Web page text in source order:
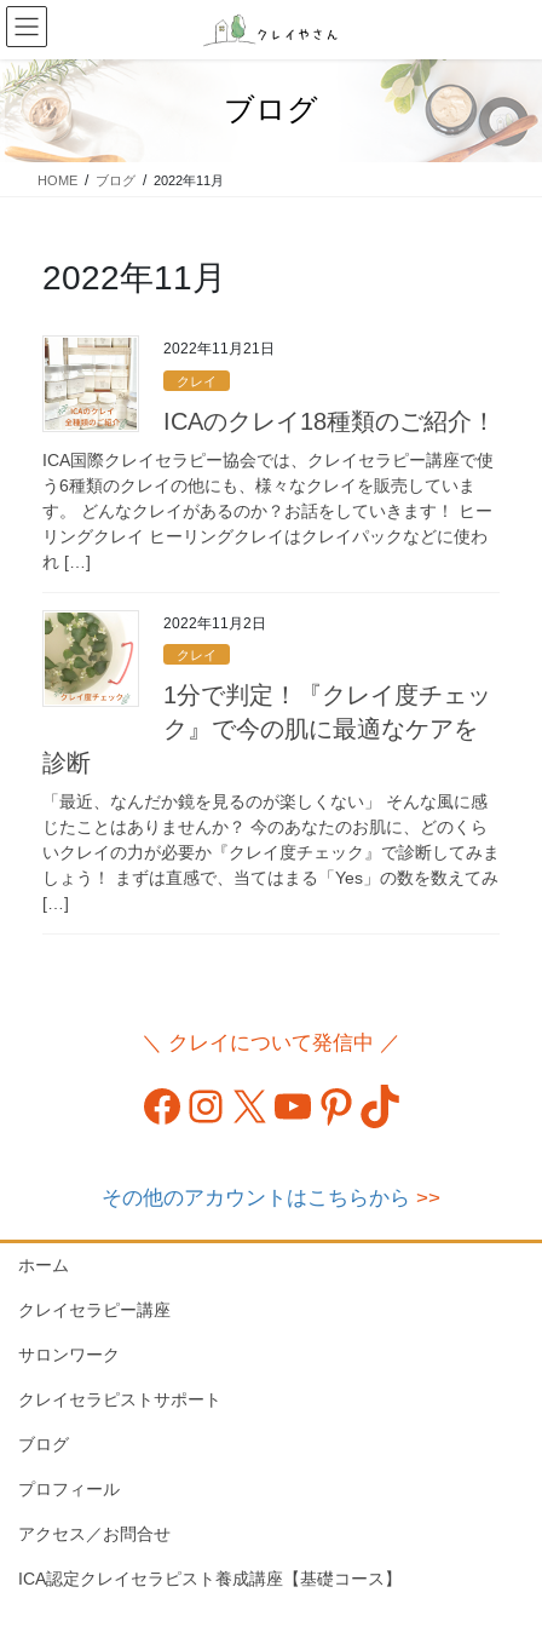
コ
ン
テ
ン
ツ
移
ナ
ビ
ゲ
ー
シ
ン
ブログ
HOME ブログ 2022年11月
2022年11月
2022年11月21日
クレイ
ICAのクレイ18種類のご紹介！
ICA国際クレイセラピー協会では、クレイセラピー講座で使
う6種類のクレイの他にも、様々なクレイを販売していま
す。 どんなクレイがあるのか？お話をしていきます！ ヒー
リングクレイ ヒーリングクレイはクレイパックなどに使わ
れ […]
2022年11月2日
クレイ
1分で判定！『クレイ度チェッ
ク』で今の肌に最適なケアを
診断
「最近、なんだか鏡を見るのが楽しくない」 そんな風に感
じたことはありませんか？ 今のあなたのお肌に、どのくら
いクレイの力が必要か『クレイ度チェック』で診断してみま
しょう！ まずは直感で、当てはまる「Yes」の数を数えてみ
[…]
＼ クレイについて発信中 ／
Facebook
Instagram
X YouTube
Pinterest
TikTok
その他のアカウントはこちらから >>
ホーム
クレイセラピー講座
サロンワーク
クレイセラピストサポート
ブログ
プロフィール
アクセス／お問合せ
ICA認定クレイセラピスト養成講座【基礎コース】